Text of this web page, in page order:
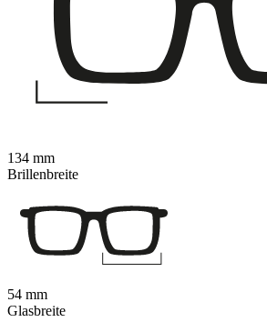
134 mm
Brillenbreite
54 mm
Glasbreite